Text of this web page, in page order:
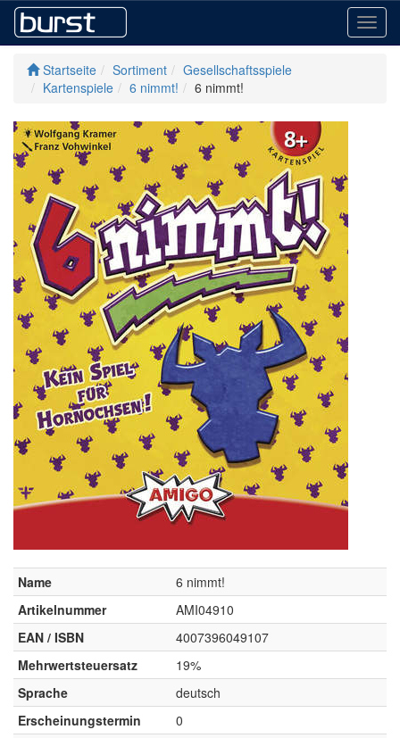
Startseite
Sortiment
Gesellschaftsspiele
Kartenspiele
6 nimmt! 6 nimmt!
Name
6 nimmt!
Artikelnummer
AMI04910
EAN / ISBN
4007396049107
Mehrwertsteuersatz
19%
Sprache
deutsch
Erscheinungstermin
0